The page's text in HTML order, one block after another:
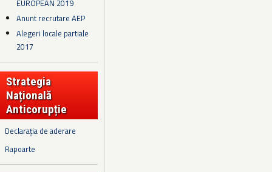
EUROPEAN 2019
Anunt recrutare AEP
Alegeri locale partiale
2017
Strategia
Națională
Anticorupție
Declarația de aderare
Rapoarte